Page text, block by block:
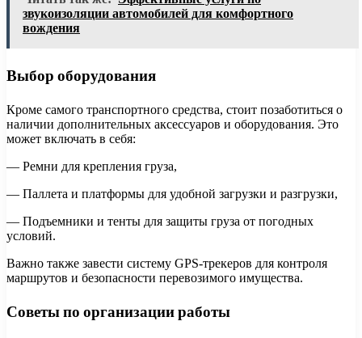
звукоизоляции автомобилей для комфортного
вождения
Выбор оборудования
Кроме самого транспортного средства, стоит позаботиться о
наличии дополнительных аксессуаров и оборудования. Это
может включать в себя:
— Ремни для крепления груза,
— Паллета и платформы для удобной загрузки и разгрузки,
— Подъемники и тенты для защиты груза от погодных
условий.
Важно также завести систему GPS-трекеров для контроля
маршрутов и безопасности перевозимого имущества.
Советы по организации работы